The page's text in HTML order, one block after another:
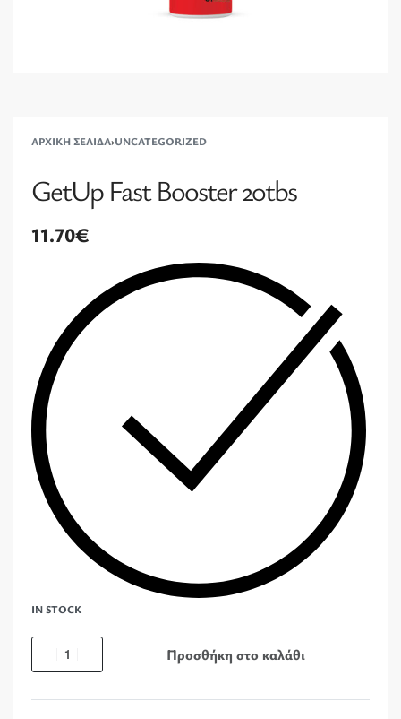
ΑΡΧΙΚΉ ΣΕΛΊΔΑ›UNCATEGORIZED
GetUp Fast Booster 20tbs
11.70€
IN STOCK
Προσθήκη στο καλάθι